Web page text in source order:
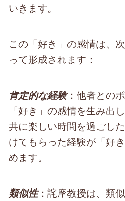
いきます。
この「好き」の感情は、
って形成されます：
肯定的な経験：他者との
「好き」の感情を生み出
共に楽しい時間を過ごし
けてもらった経験が「好
めます。
類似性：詫摩教授は、類